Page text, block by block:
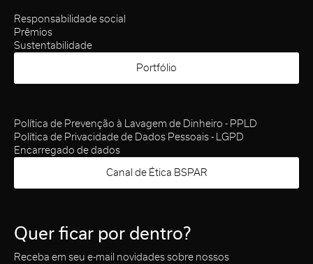
Responsabilidade social
Prêmios
Sustentabilidade
Portfólio
Política de Prevenção à Lavagem de Dinheiro - PPLD
Política de Privacidade de Dados Pessoais - LGPD
Encarregado de dados
Canal de Ética BSPAR
Quer ficar por dentro?
Receba em seu e-mail novidades sobre nossos